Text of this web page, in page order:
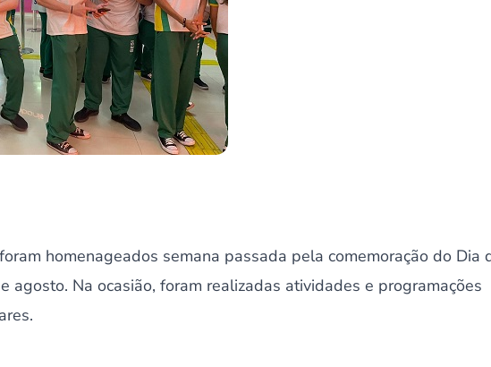
homenageados semana passada pela comemoração do Dia
agosto. Na ocasião, foram realizadas atividades e programações